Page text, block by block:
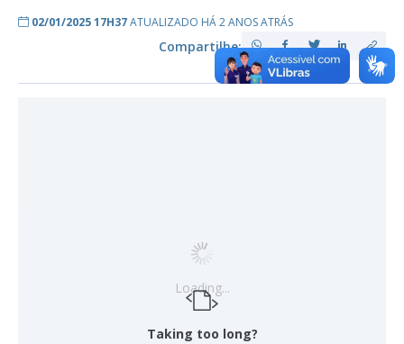
02/01/2025 17H37ATUALIZADO HÁ 2 ANOS ATRÁS
Compartilhe:
Loading...
Taking too long?